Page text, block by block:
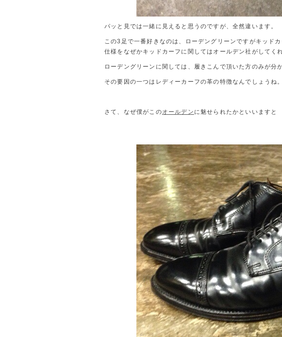
パッと見では一緒に見えると思うのですが、全然違います。
この3足で一番好きなのは、ローデングリーンですがキッド
仕様をなぜかキッドカーフに関してはオールデン社がしてく
ローデングリーンに関しては、履きこんで頂いた方のみが分
その要因の一つはレディーカーフの革の特徴なんでしょうね。
さて、なぜ僕がこのオールデン に魅せられたかといいますと